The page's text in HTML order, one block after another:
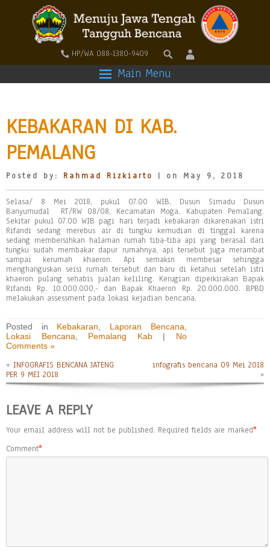
HP/WA 088-1380-9409
Main Menu
KEBAKARAN DI KAB.
PEMALANG
Posted by: Rahmad Rizkiarto | on May 9, 2018
Selasa/ 8 Mei 2018, pukul 07.00 WIB, Dusun Simadu Dusun
Banyumudal RT/RW 08/08, Kecamatan Moga, Kabupaten Pemalang.
Sekitar pukul 07.00 WIB pagi hari terjadi kebakaran dikarenakan istri
Rifandi sedang merebus air di tungku kemudian di tinggal karena
sedang membersihkan halaman rumah tiba-tiba api yang berasal dari
tungku sudah membakar dapur rumahnya, api tersebut juga merambat
sampai kerumah khaeron. Api semakin membesar sehingga
menghanguskan seisi rumah tersebut dan baru di ketahui setelah istri
khaeron pulang sehabis jualan keliling. Kerugian diperkirakan Bapak
Rifandi Rp. 10.000.000,- dan Bapak Khaeron Rp. 20.000.000. BPBD
melakukan assessment pada lokasi kejadian bencana.
Posted in Kebakaran Laporan Bencana
Lokasi Bencana
Pemalang Kab| No
Comments »
« INFOGRAFIS BENCANA JATENG
PER 9 MEI 2018
infografis bencana 09 Mei 2018
»
LEAVE A REPLY
Your email address will not be published. Required fields are marked*
Comment*